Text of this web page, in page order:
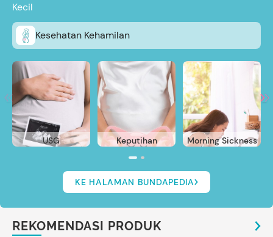
Kecil
Kesehatan Kehamilan
USG Keputihan Morning Sickness
KE HALAMAN BUNDAPEDIA
REKOMENDASI PRODUK